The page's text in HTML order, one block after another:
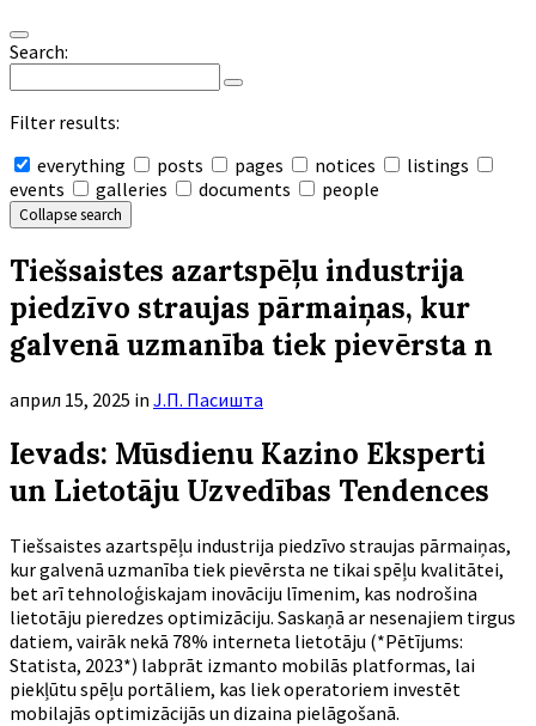
Search:
Filter results:
everything
posts pages notices
listings
events
galleries documents people
Collapse search
Tiešsaistes azartspēļu industrija
piedzīvo straujas pārmaiņas, kur
galvenā uzmanība tiek pievērsta n
април 15, 2025 in Ј.П. Пасишта
Ievads: Mūsdienu Kazino Eksperti
un Lietotāju Uzvedības Tendences
Tiešsaistes azartspēļu industrija piedzīvo straujas pārmaiņas,
kur galvenā uzmanība tiek pievērsta ne tikai spēļu kvalitātei,
bet arī tehnoloģiskajam inovāciju līmenim, kas nodrošina
lietotāju pieredzes optimizāciju. Saskaņā ar nesenajiem tirgus
datiem, vairāk nekā 78% interneta lietotāju (*Pētījums:
Statista, 2023*) labprāt izmanto mobilās platformas, lai
piekļūtu spēļu portāliem, kas liek operatoriem investēt
mobilajās optimizācijās un dizaina pielāgošanā.